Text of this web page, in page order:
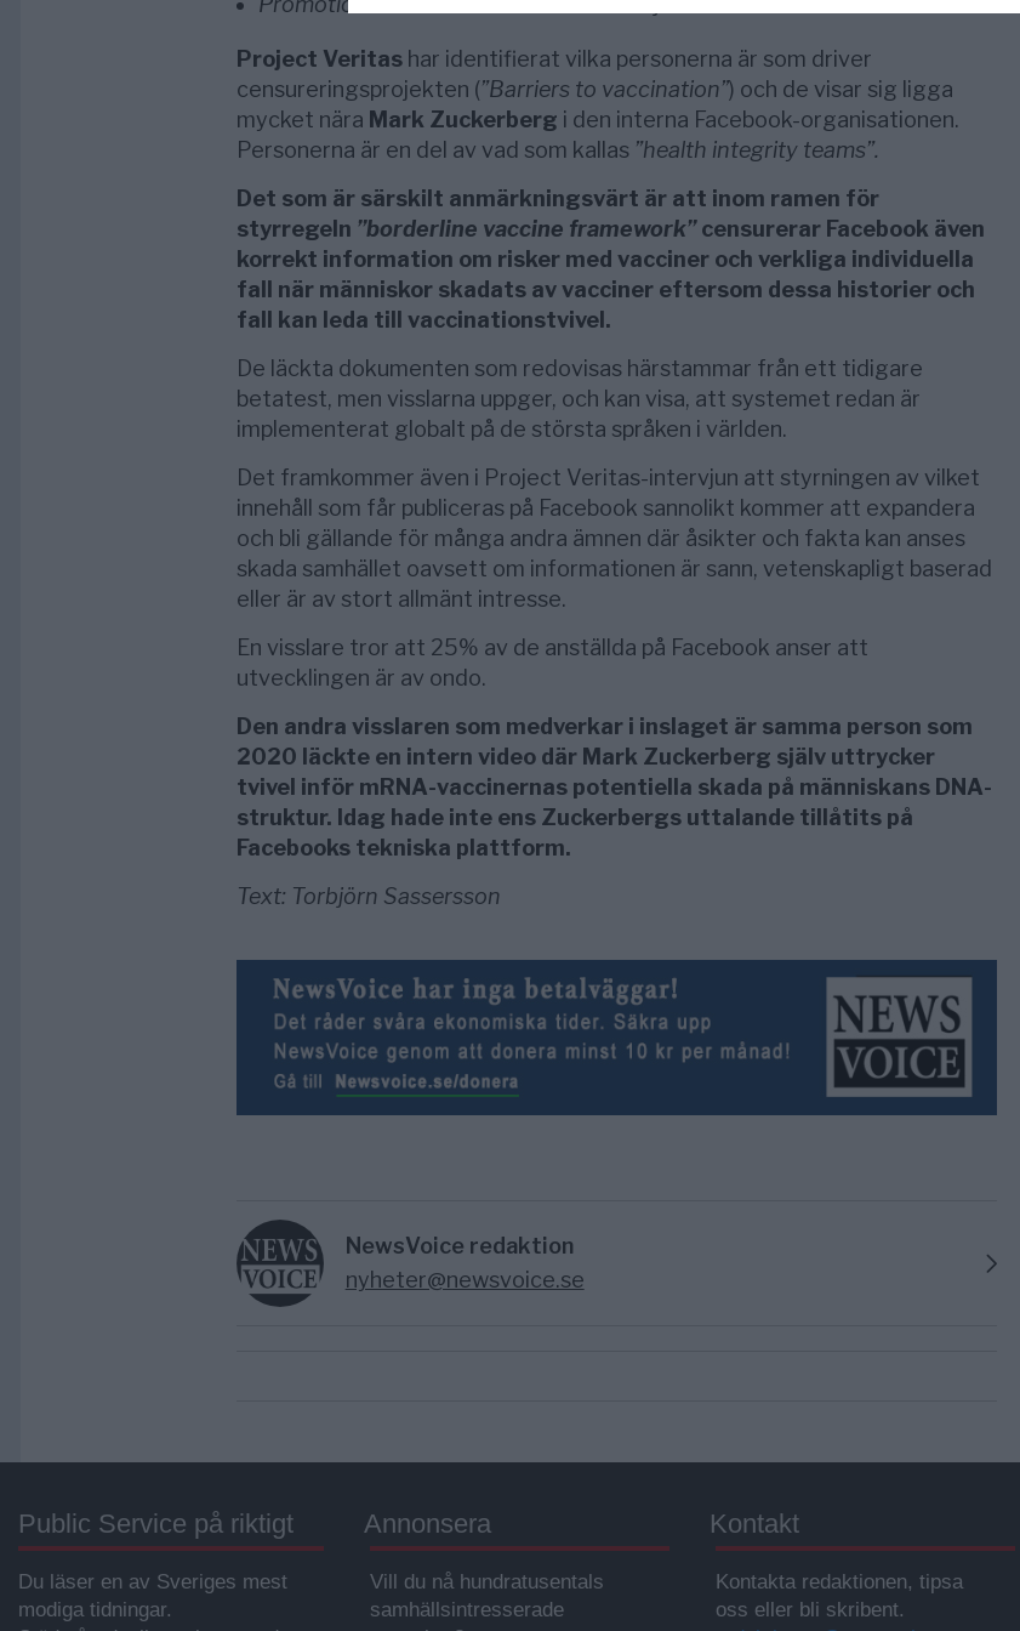
Project Veritashar identifierat vilka personerna är som driver
censureringsprojekten (”Barriers to vaccination”) och de visar sig ligga
mycket nära Mark Zuckerberg i den interna Facebook-organisationen.
Personerna är en del av vad som kallas ”health integrity teams”.
Det som är särskilt anmärkningsvärt är att inom ramen för
styrregeln ”borderline vaccine framework”censurerar Facebook även
korrekt information om risker med vacciner och verkliga individuella
fall när människor skadats av vacciner eftersom dessa historier och
fall kan leda till vaccinationstvivel.
De läckta dokumenten som redovisas härstammar från ett tidigare
betatest, men visslarna uppger, och kan visa, att systemet redan är
implementerat globalt på de största språken i världen.
Det framkommer även i Project Veritas-intervjun att styrningen av vilket
innehåll som får publiceras på Facebook sannolikt kommer att expandera
och bli gällande för många andra ämnen där åsikter och fakta kan anses
skada samhället oavsett om informationen är sann, vetenskapligt baserad
eller är av stort allmänt intresse.
En visslare tror att 25% av de anställda på Facebook anser att
utvecklingen är av ondo.
Den andra visslaren som medverkar i inslaget är samma person som
2020 läckte en intern video där Mark Zuckerberg själv uttrycker
tvivel inför mRNA-vaccinernas potentiella skada på människans DNA-
struktur. Idag hade inte ens Zuckerbergs uttalande tillåtits på
Facebooks tekniska plattform.
Text: Torbjörn Sassersson
NewsVoice redaktion
nyheter@newsvoice.se
Public Service på riktigt
Du läser en av Sveriges mest
modiga tidningar.
Annonsera
Vill du nå hundratusentals
samhällsintresserade
Kontakt
Kontakta redaktionen, tipsa
oss eller bli skribent.